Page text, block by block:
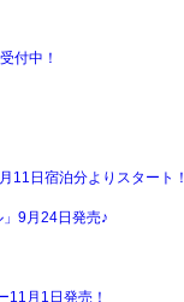
付中！
11日宿泊分よりスタート！
9月24日発売♪
11月1日発売！